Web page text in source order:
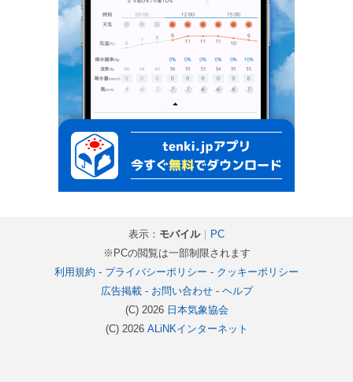
表示： モバイル｜ PC
※PCの閲覧は一部制限されます
利用規約 - プライバシーポリシー - クッキーポリシー
広告掲載- お問い合わせ- ヘルプ
(C) 2026 日本気象協会
(C) 2026 ALiNKインターネット